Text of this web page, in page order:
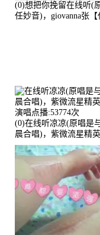
(0)想把你挽留在线听(
任妙音)，giovanna张【
(0)在线听凉凉(原唱是
晨合唱)，紫微流星精
演唱点播:53774次